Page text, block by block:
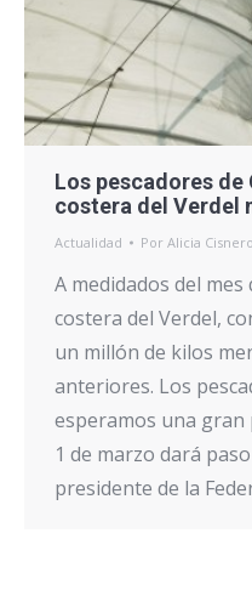
Los pescadores de
costera del Verdel
Actualidad Por Alicia
A medidados del
costera del Verdel,
un millón de kilos
anteriores. Los
esperamos una gran
1 de marzo dará
presidente de la